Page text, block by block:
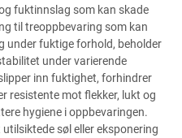
fuktinnslag som kan skade
til treoppbevaring som kan
under fuktige forhold, beholder
under varierende
inn fuktighet, forhindrer
resistente mot flekker, lukt og
hygiene i oppbevaringen.
søl eller eksponering